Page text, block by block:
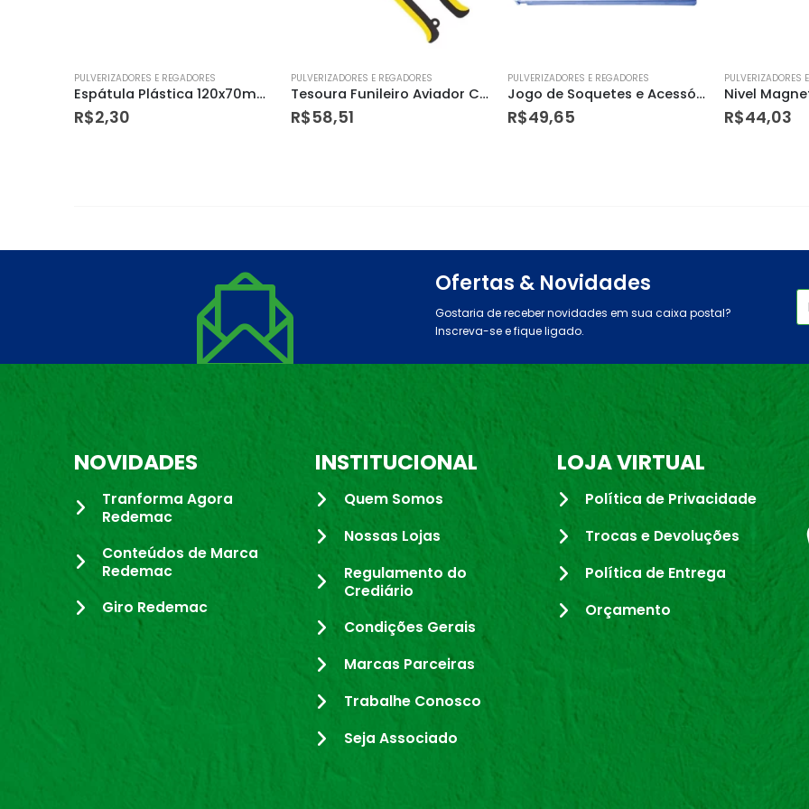
PULVERIZADORES E REGADORES
Tesoura Funileiro Aviador Cr-v 10dtools
R$58,51
PULVERIZADORES E REGADORES
Jogo de Soquetes e Acessórios 24 Peças – Tramontina
R$49,65
PULVERIZADORES E REGADORES
Nivel Magnetico 12 Trapez Alum Dtools
R$44,03
PULVERIZADORES
R$11,70
Ofertas & Novidades
Gostaria de receber novidades em sua caixa postal?
Inscreva-se e fique ligado.
NOVIDADES
Tranforma Agora
Redemac
Conteúdos de Marca
Redemac
Giro Redemac
INSTITUCIONAL
Quem Somos
Nossas Lojas
Regulamento do
Crediário
Condições Gerais
Marcas Parceiras
Trabalhe Conosco
Seja Associado
LOJA VIRTUAL
Política de Privacidade
Trocas e Devoluções
Política de Entrega
Orçamento